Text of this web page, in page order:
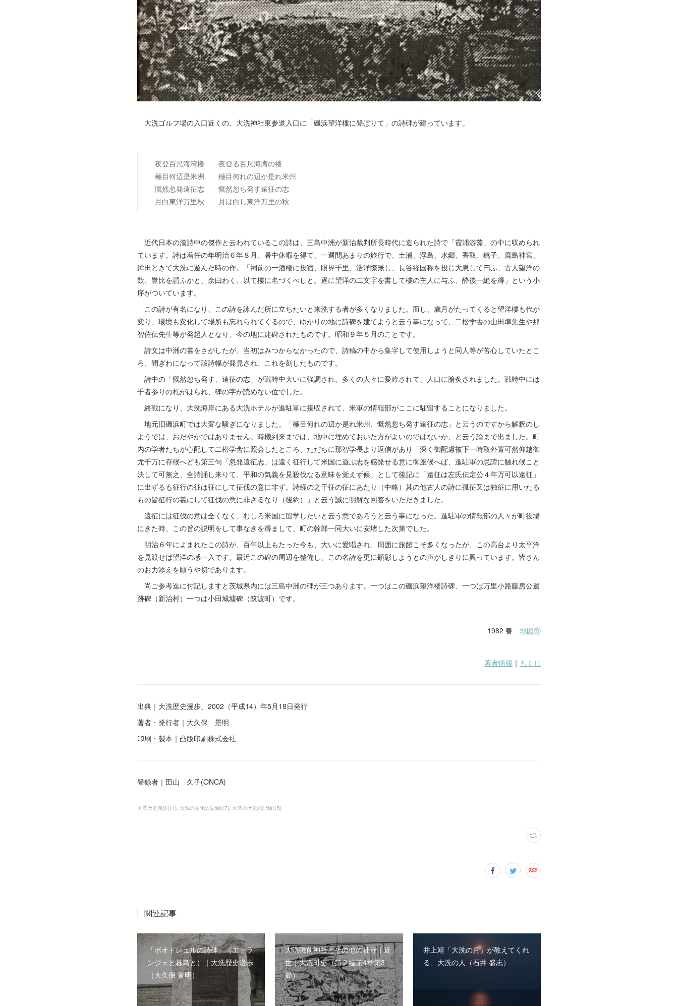
大洗ゴルフ場の入口近くの、大洗神社東参道入口に「磯浜望洋樓に登ぼりて」の詩碑が建っています。
夜登百尺海湾楼 夜登る百尺海湾の楼
極目何辺是米洲 極目何れの辺か是れ米州
慨然忽発遠征志 慨然忽ち発す遠征の志
月白東洋万里秋 月は白し東洋万里の秋
近代日本の漢詩中の傑作と云われているこの詩は、三島中洲が新治裁判所長時代に造られた詩で「霞浦游藻」の中に収められ
ています。詩は着任の年明治６年８月、暑中休暇を得て、一週間あまりの旅行で、土浦、浮島、水郷、香取、銚子、鹿島神宮、
鉾田ときて大洗に遊んだ時の作。「祠前の一酒楼に投宿、眼界千里、浩洋際無し、長谷経国称を投じ大息して曰ふ、古人望洋の
歎、豈比を謂ふかと、余曰わく、以て樓に名づくべしと。逐に望洋の二文字を書して樓の主人に与ふ、酔後一絶を得」という小
序がついています。
この詩が有名になり、この詩を詠んだ所に立ちたいと来洗する者が多くなりました。而し、歳月がたってくると望洋樓も代が
変り、環境も変化して場所も忘れられてくるので、ゆかりの地に詩碑を建てようと云う事になって、二松学舎の山田準先生や那
智佐伝先生等が発起人となり、今の地に建碑されたものです。昭和９年５月のことです。
詩文は中洲の書をさがしたが、当初はみつからなかったので、詩稿の中から集字して使用しようと同人等が苦心していたとこ
ろ、間ぎわになって該詩幅が発見され、これを刻したものです。
詩中の「慨然忽ち発す、遠征の志」が戦時中大いに強調され、多くの人々に愛吟されて、人口に膾炙されました。戦時中には
千者参りの札がはられ、碑の字が読めない位でした。
終戦になり、大洗海岸にある大洗ホテルが進駐軍に接収されて、米軍の情報部がここに駐留することになりました。
地元旧磯浜町では大変な騒ぎになりました。「極目何れの辺か是れ米州、慨然忽ち発す遠征の志」と云うのですから解釈のし
ようでは、おだやかではありません。時機到来までは、地中に埋めておいた方がよいのではないか、と云う論まで出ました。町
内の学者たちが心配して二松学舎に照会したところ、ただちに那智学長より返信があり「深く御配慮被下一時取外置可然仰越御
尤千万に存候へども第三句「忽発遠征志」は遠く征行して米国に遊ぶ志を感発せる意に御座候へば、進駐軍の忌諱に触れ候こと
決して可無之、全詩誦し来りて、平和の気義を見殺伐なる意味を覚えず候」として後記に「遠征は左氏伝定公４年万可以遠征」
に出ずるも征行の征は征にして征伐の意に非ず。詩経の之干征の征にあたり（中略）其の他古人の詩に孤征又は独征に用いたる
もの皆征行の義にして征伐の意に非ざるなり（後約）」と云う誠に明解な回答をいただきました。
遠征には征伐の意は全くなく、むしろ米国に留学したいと云う意であろうと云う事になった。進駐軍の情報部の人々が町役場
にきた時、この旨の説明をして事なきを得まして、町の幹部一同大いに安堵した次第でした。
明治６年によまれたこの詩が、百年以上もたった今も、大いに愛唱され、周囲に旅館こそ多くなったが、この高台より太平洋
を見渡せば望洋の感一入です。最近この碑の周辺を整備し、この名詩を更に顕彰しようとの声がしきりに興っています。皆さん
のお力添えを願うや切であります。
尚ご参考迄に付記しますと茨城県内には三島中洲の碑が三つあります。一つはこの磯浜望洋楼詩碑、一つは万里小路藤房公遺
跡碑（新治村）一つは小田城墟碑（筑波町）です。
1982 春 地図⑪
著者情報 ｜ もくじ
出典｜大洗歴史漫歩、2002（平成14）年5月18日発行
著者・発行者｜大久保 景明
印刷・製本｜凸版印刷株式会社
登録者｜田山 久子(ONCA)
大洗歴史漫歩(11) 大洗の文化の記録(17) 大洗の歴史の記録(15)
関連記事
「ボオドレェルの詩碑」（エトラ
ンジェと暮鳥と）｜大洗歴史漫歩
（大久保 景明）
大洗磯前神社とその他の社寺｜近
世｜大洗町史（第２編第4章第3
節）
井上靖「大洗の月」が教えてくれ
る、大洗の人（石井 盛志）